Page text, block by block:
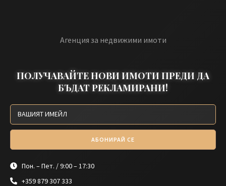
Агенция за недвижими имоти
ПОЛУЧАВАЙТЕ НОВИ ИМОТИ ПРЕДИ ДА
БЪДАТ РЕКЛАМИРАНИ!
АБОНИРАЙ СЕ
Пон. – Пет. / 9:00 – 17:30
+359 879 307 333